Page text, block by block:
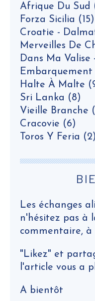
Afrique Du Sud
Forza Sicilia (15)
Croatie -
Merveilles De
Dans Ma Valise
Halte À Malte
Sri Lanka (8)
Vieille Branche
Cracovie (6)
Toros Y Feria (2)
Les échanges
n'hésitez pas à
commentaire,
"Likez" et
l'article vous a
A bientôt